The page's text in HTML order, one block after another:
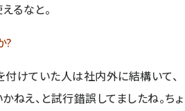
るなと。
?
付けていた人は社内外に結構いて、
ねえ、と試行錯誤してましたね。ちょ